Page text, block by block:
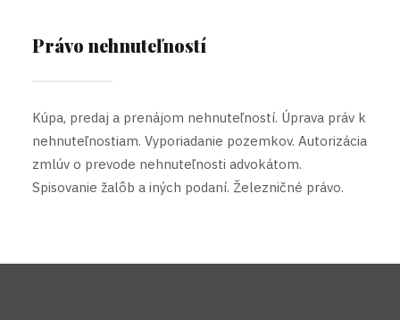
Právo nehnuteľností
Kúpa, predaj a prenájom nehnuteľností. Úprava práv k
nehnuteľnostiam. Vyporiadanie pozemkov. Autorizácia
zmlúv o prevode nehnuteľnosti advokátom.
Spisovanie žalôb a iných podaní. Železničné právo.